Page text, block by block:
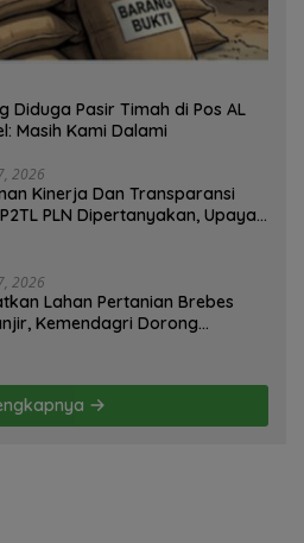
Diduga Pasir Timah di Pos AL
Masih Kami Dalami
2026
Kinerja Dan Transparansi
PLN Dipertanyakan, Upaya
2026
Lahan Pertanian Brebes
Kemendagri Dorong